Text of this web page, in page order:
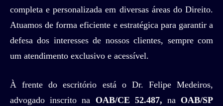
completa e personalizada em diversas áreas do Direito.
Atuamos de forma eficiente e estratégica para garantir a
defesa dos interesses de nossos clientes, sempre com
um atendimento exclusivo e acessível.
À frente do escritório está o Dr. Felipe Medeiros,
advogado inscrito na OAB/CE 52.487, na OAB/SP